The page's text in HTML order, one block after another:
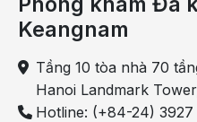
Keangnam
Tầng 10 tòa nhà 70
Hanoi Landmark
Hotline: (+84-24) 3927